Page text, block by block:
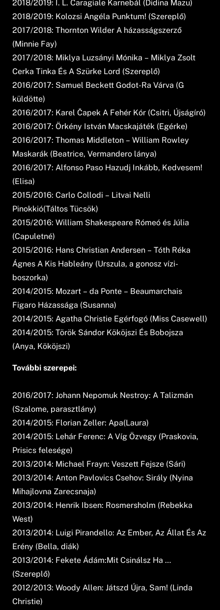
2018/2019: I. L. Caragiale Karnebál (Didina Mazu)
2018/2019: Kolozsi Angéla Punktum! (Szereplő)
2017/2018: Thornton Wilder A házasságszerző
(Minnie Fay)
2017/2018: Miklya Luzsányi Mónika – Miklya Zsolt
Cerka Tinka És A Szürke Lord (Szereplő)
2016/2017: Samuel Beckett Godot-Ra Várva (G
küldötte)
2016/2017: Karel Čapek A Fehér Kór (Csitri, Újságíró)
2016/2017: Örkény István Macskajáték (Egérke)
2016/2017: Thomas Middleton – William Rowley
Maskarák (Beatrice, Vermandero lánya)
2016/2017: Alfonso Paso Hazudj Inkább, Kedvesem!
(Elisa)
2015/2016: Carlo Collodi – Litvai Nelli
Pinokkió(Táltos Tücsök)
2015/2016: William Shakespeare Rómeó és Júlia
(Capuletné)
2015/2016: Hans Christian Andersen – Tóth Réka
Ágnes A Kis Hableány (Urszula, a gonosz vízi-
boszorka)
2014/2015: Mozart – da Ponte – Beaumarchais
Figaro Házassága (Susanna)
2014/2015: Agatha Christie Egérfogó (Miss Casewell)
2014/2015: Török Sándor Kököjszi És Bobojsza
(Anya, Kököjszi)
További szerepei:
2016/2017: Johann Nepomuk Nestroy: A Talizmán
(Szalome, parasztlány)
2014/2015: Florian Zeller: Apa(Laura)
2014/2015: Lehár Ferenc: A Víg Özvegy (Praskovia,
Prisics felesége)
2013/2014: Michael Frayn: Veszett Fejsze (Sári)
2013/2014: Anton Pavlovics Csehov: Sirály (Nyina
Mihajlovna Zarecsnaja)
2013/2014: Henrik Ibsen: Rosmersholm (Rebekka
West)
2013/2014: Luigi Pirandello: Az Ember, Az Állat És Az
Erény (Bella, diák)
2013/2014: Fekete Ádám:Mit Csinálsz Ha …
(Szereplő)
2012/2013: Woody Allen: Játszd Újra, Sam! (Linda
Christie)